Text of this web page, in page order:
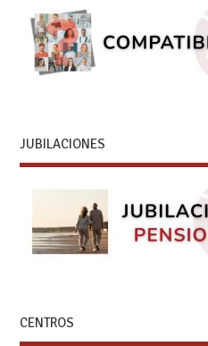
JUBILACIONES
CENTROS